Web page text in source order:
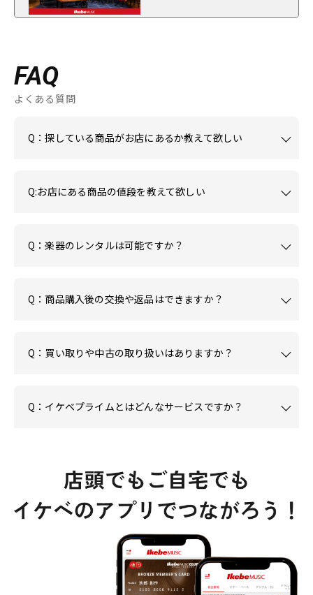
FAQ
よくある質問
Q：探している商品がお店にあるか教えて欲しい
Q:お店にある商品の値段を教えて欲しい
Q：楽器のレンタルは可能ですか？
Q：商品購入後の交換や返品はできますか？
Q：買い取りや中古の取り扱いはありますか？
Q：イケベプライムとはどんなサービスですか？